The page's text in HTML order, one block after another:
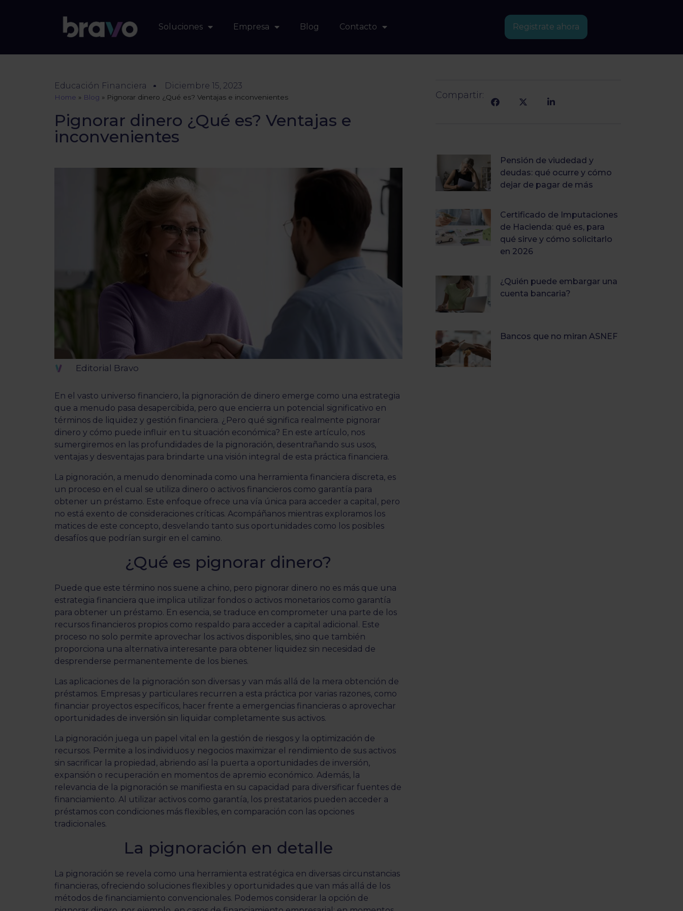
Soluciones Empresa Blog Contacto Registrate ahora
Educación Financiera Diciembre 15, 2023
Home » Blog » Pignorar dinero ¿Qué es? Ventajas e inconvenientes
Pignorar dinero ¿Qué es? Ventajas e
inconvenientes
Editorial Bravo
En el vasto universo financiero, la pignoración de dinero emerge como una estrategia
que a menudo pasa desapercibida, pero que encierra un potencial significativo en
términos de liquidez y gestión financiera. ¿Pero qué significa realmente pignorar
dinero y cómo puede influir en tu situación económica? En este artículo, nos
sumergiremos en las profundidades de la pignoración, desentrañando sus usos,
ventajas y desventajas para brindarte una visión integral de esta práctica financiera.
La pignoración, a menudo denominada como una herramienta financiera discreta, es
un proceso en el cual se utiliza dinero o activos financieros como garantía para
obtener un préstamo. Este enfoque ofrece una vía única para acceder a capital, pero
no está exento de consideraciones críticas. Acompáñanos mientras exploramos los
matices de este concepto, desvelando tanto sus oportunidades como los posibles
desafíos que podrían surgir en el camino.
¿Qué es pignorar dinero?
Puede que este término nos suene a chino, pero pignorar dinero no es más que una
estrategia financiera que implica utilizar fondos o activos monetarios como garantía
para obtener un préstamo. En esencia, se traduce en comprometer una parte de los
recursos financieros propios como respaldo para acceder a capital adicional. Este
proceso no solo permite aprovechar los activos disponibles, sino que también
proporciona una alternativa interesante para obtener liquidez sin necesidad de
desprenderse permanentemente de los bienes.
Las aplicaciones de la pignoración son diversas y van más allá de la mera obtención de
préstamos. Empresas y particulares recurren a esta práctica por varias razones, como
financiar proyectos específicos, hacer frente a emergencias financieras o aprovechar
oportunidades de inversión sin liquidar completamente sus activos.
La pignoración juega un papel vital en la gestión de riesgos y la optimización de
recursos. Permite a los individuos y negocios maximizar el rendimiento de sus activos
sin sacrificar la propiedad, abriendo así la puerta a oportunidades de inversión,
expansión o recuperación en momentos de apremio económico. Además, la
relevancia de la pignoración se manifiesta en su capacidad para diversificar fuentes de
financiamiento. Al utilizar activos como garantía, los prestatarios pueden acceder a
préstamos con condiciones más flexibles, en comparación con las opciones
tradicionales.
La pignoración en detalle
La pignoración se revela como una herramienta estratégica en diversas circunstancias
financieras, ofreciendo soluciones flexibles y oportunidades que van más allá de los
métodos de financiamiento convencionales. Podemos considerar la opción de
Compartir:
Pensión de viudedad y
deudas: qué ocurre y cómo
dejar de pagar de más
Certificado de Imputaciones
de Hacienda: qué es, para
qué sirve y cómo solicitarlo
en 2026
¿Quién puede embargar una
cuenta bancaria?
Bancos que no miran ASNEF